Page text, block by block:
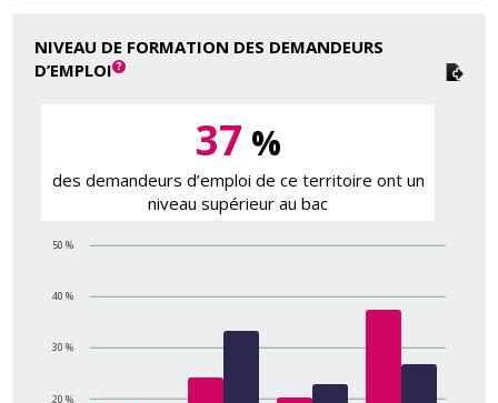
NIVEAU DE FORMATION DES DEMANDEURS
D’EMPLOI
37 %
des demandeurs d’emploi de ce territoire ont un
niveau supérieur au bac
20 %
30 %
40 %
50 %